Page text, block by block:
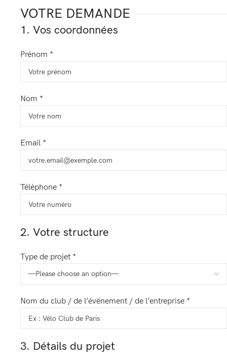
VOTRE DEMANDE
1. Vos coordonnées
Prénom *
Nom *
Email *
Téléphone *
2. Votre structure
Type de projet *
Nom du club / de l’événement / de l’entreprise *
3. Détails du projet